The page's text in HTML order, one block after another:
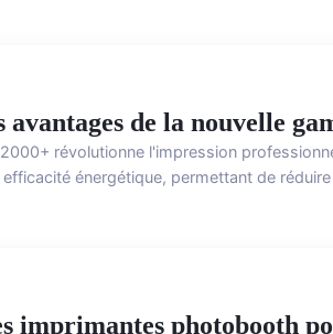
avantages de la nouvelle
révolutionne l'impression
énergétique, permettant de
imprimantes photobooth